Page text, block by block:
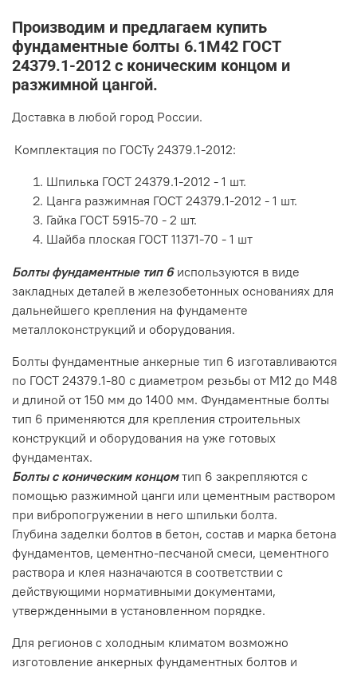
Производим и предлагаем купить
фундаментные болты 6.1М42 ГОСТ
24379.1-2012 c коническим концом и
разжимной цангой.
Доставка в любой город России.
Комплектация по ГОСТу 24379.1-2012:
Шпилька ГОСТ 24379.1-2012 - 1 шт.
Цанга разжимная ГОСТ 24379.1-2012 - 1 шт.
Гайка ГОСТ 5915-70 - 2 шт.
Шайба плоская ГОСТ 11371-70 - 1 шт
Болты фундаментные тип 6используются в виде
закладных деталей в железобетонных основаниях для
дальнейшего крепления на фундаменте
металлоконструкций и оборудования.
Болты фундаментные анкерные тип 6 изготавливаются
по ГОСТ 24379.1-80 с диаметром резьбы от М12 до М48
и длиной от 150 мм до 1400 мм. Фундаментные болты
тип 6 применяются для крепления строительных
конструкций и оборудования на уже готовых
фундаментах.
Болты с коническим концомтип 6 закрепляются с
помощью разжимной цанги или цементным раствором
при вибропогружении в него шпильки болта.
Глубина заделки болтов в бетон, состав и марка бетона
фундаментов, цементно-песчаной смеси, цементного
раствора и клея назначаются в соответствии с
действующими нормативными документами,
утвержденными в установленном порядке.
Для регионов с холодным климатом возможно
изготовление анкерных фундаментных болтов и